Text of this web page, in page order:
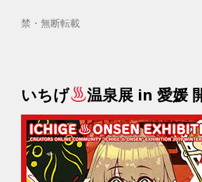
禁・無断転載
いちげ 温泉展 in 愛媛